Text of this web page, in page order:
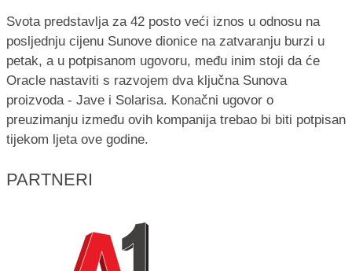
Svota predstavlja za 42 posto veći iznos u odnosu na
posljednju cijenu Sunove dionice na zatvaranju burzi u
petak, a u potpisanom ugovoru, među inim stoji da će
Oracle nastaviti s razvojem dva ključna Sunova
proizvoda - Jave i Solarisa. Konačni ugovor o
preuzimanju između ovih kompanija trebao bi biti potpisan
tijekom ljeta ove godine.
PARTNERI